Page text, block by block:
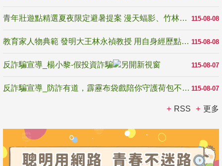
115-08-08
青年壯遊點精選夏夜限定避暑提案 漫天蝠影、竹林尋蛙、茶香夜觀 邀青年暮色出發
115-08-08
教育家人物典範 發明大王林永禎教授 用自身經歷點亮學生的路
115-08-07
反詐騙宣導_楊小黎-假投資詐騙
115-08-07
反詐騙宣導_防詐有道，霹靂布袋戲陪你守護荷包不受騙
RSS 更多